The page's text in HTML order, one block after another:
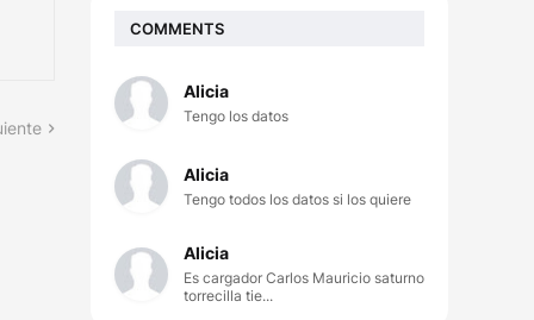
COMMENTS
Alicia
Tengo los datos
Alicia
Tengo todos los datos si los quiere
Alicia
Es cargador Carlos Mauricio saturno
torrecilla tie...